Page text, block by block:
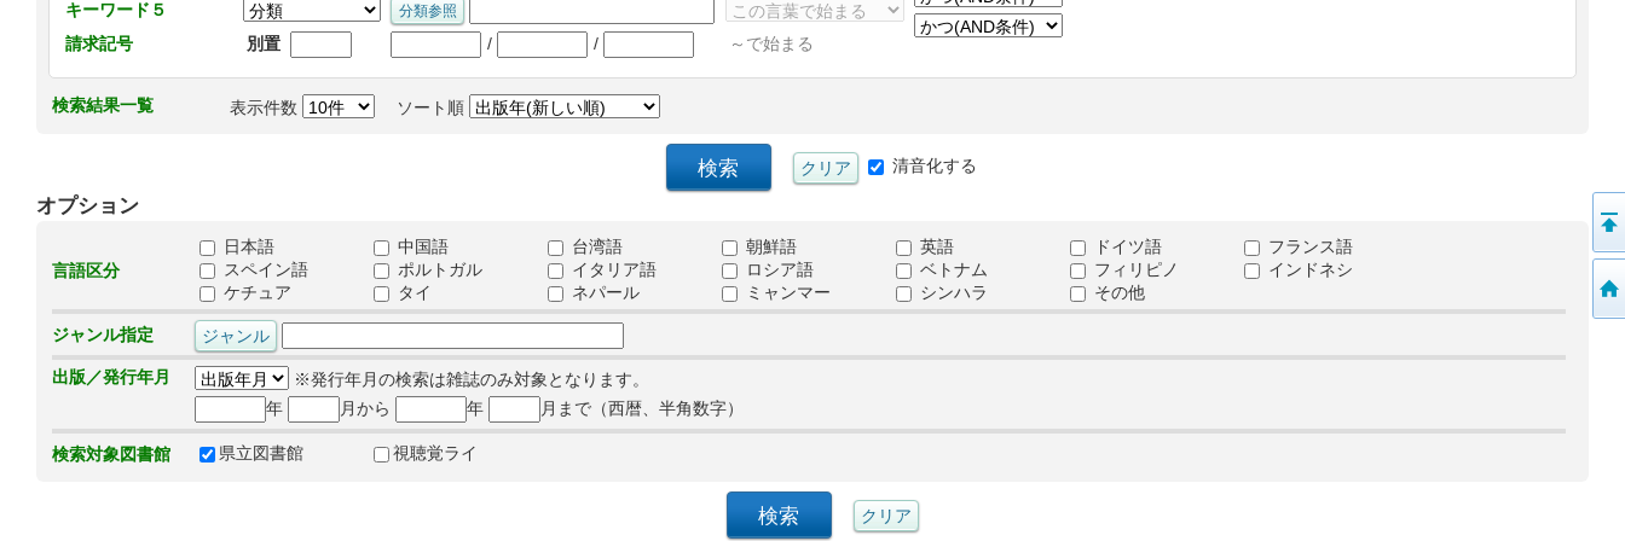
キーワード５
請求記号
別置 / / ～で始まる
検索結果一覧 表示件数 ソート順
清音化する
オプション
言語区分
日本語 中国語 台湾語 朝鮮語 英語 ドイツ語
フランス語
スペイン語
ポルトガル イタリア語 ロシア語 ベトナム フィリピノ
インドネシ
ケチュア
タイ ネパール ミャンマー シンハラ その他
ジャンル指定
出版／発行年月
※発行年月の検索は雑誌のみ対象となります。
年
月から 年 月まで（西暦、半角数字）
検索対象図書館 県立図書館 視聴覚ライ